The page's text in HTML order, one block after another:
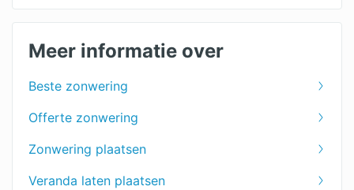
Zonwering binnenkant
Zonwering voor het terras
Meer informatie over
Beste zonwering
Offerte zonwering
Zonwering plaatsen
Veranda laten plaatsen